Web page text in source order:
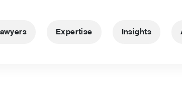
Expertise Insights